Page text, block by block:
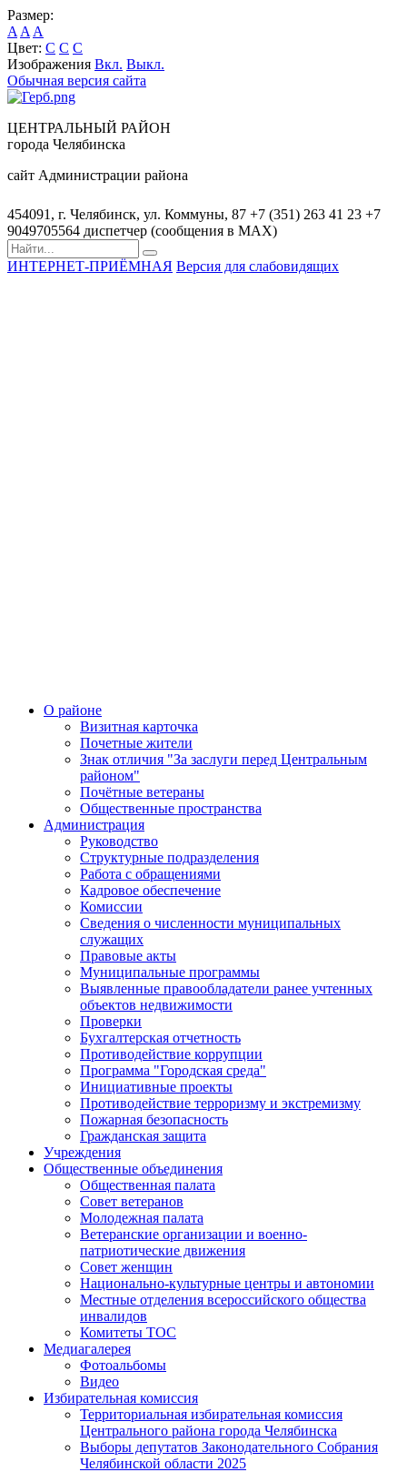
Размер:
A A A
Цвет: C C C
Изображения Вкл. Выкл.
Обычная версия сайта
ЦЕНТРАЛЬНЫЙ РАЙОН
города Челябинска
сайт Администрации района
454091, г. Челябинск, ул. Коммуны, 87 +7 (351) 263 41 23 +7
9049705564 диспетчер (сообщения в MAX)
ИНТЕРНЕТ-ПРИЁМНАЯ Версия для слабовидящих
О районе
Визитная карточка
Почетные жители
Знак отличия "За заслуги перед Центральным
районом"
Почётные ветераны
Общественные пространства
Администрация
Руководство
Структурные подразделения
Работа с обращениями
Кадровое обеспечение
Комиссии
Сведения о численности муниципальных
служащих
Правовые акты
Муниципальные программы
Выявленные правообладатели ранее учтенных
объектов недвижимости
Проверки
Бухгалтерская отчетность
Противодействие коррупции
Программа "Городская среда"
Инициативные проекты
Противодействие терроризму и экстремизму
Пожарная безопасность
Гражданская защита
Учреждения
Общественные объединения
Общественная палата
Совет ветеранов
Молодежная палата
Ветеранские организации и военно-
патриотические движения
Совет женщин
Национально-культурные центры и автономии
Местные отделения всероссийского общества
инвалидов
Комитеты ТОС
Медиагалерея
Фотоальбомы
Видео
Избирательная комиссия
Территориальная избирательная комиссия
Центрального района города Челябинска
Выборы депутатов Законодательного Собрания
Челябинской области 2025